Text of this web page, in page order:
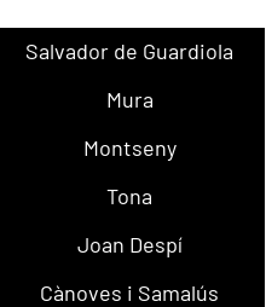
Salvador de Guardiola
Mura
Montseny
Tona
Joan Despí
Cànoves i Samalús